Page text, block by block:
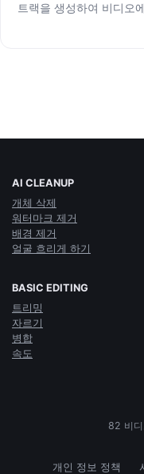
트랙을 생성하여 비디오
AI CLEANUP
개체 삭제
워터마크 제거
배경 제거
얼굴 흐리게 하기
BASIC EDITING
트리밍
자르기
병합
속도
82 비디
개인 정보 정책